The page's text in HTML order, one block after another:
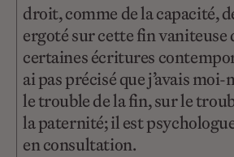
droit, comme de la capacité,
ergoté sur cette fin vaniteuse
certaines écritures
ai pas précisé que j’avais
le trouble de la fin, sur le
la paternité; il est
en consultation.